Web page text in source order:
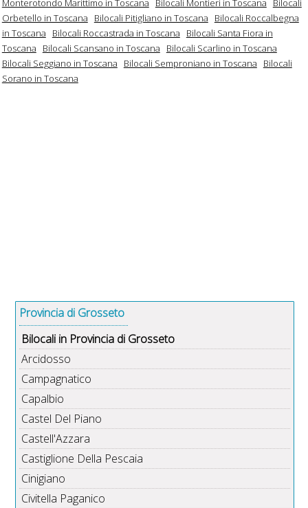
Monterotondo Marittimo in Toscana
Bilocali Montieri in Toscana
Bilocali
Orbetello in Toscana
Bilocali Pitigliano in Toscana
Bilocali Roccalbegna
in Toscana
Bilocali Roccastrada in Toscana
Bilocali Santa Fiora in
Toscana
Bilocali Scansano in Toscana
Bilocali Scarlino in Toscana
Bilocali Seggiano in Toscana
Bilocali Semproniano in Toscana
Bilocali
Sorano in Toscana
Provincia di Grosseto
Bilocali in Provincia di Grosseto
Arcidosso
Campagnatico
Capalbio
Castel Del Piano
Castell'Azzara
Castiglione Della Pescaia
Cinigiano
Civitella Paganico